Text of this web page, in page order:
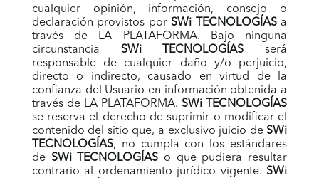
cualquier opinión, información, consejo o
declaración provistos por SWi TECNOLOGÍASa
través de LA PLATAFORMA. Bajo ninguna
circunstancia SWi TECNOLOGÍAS será
responsable de cualquier daño y/o perjuicio,
directo o indirecto, causado en virtud de la
confianza del Usuario en información obtenida a
través de LA PLATAFORMA. SWi TECNOLOGÍAS
se reserva el derecho de suprimir o modificar el
contenido del sitio que, a exclusivo juicio de SWi
TECNOLOGÍAS, no cumpla con los estándares
de SWi TECNOLOGÍAS o que pudiera resultar
contrario al ordenamiento jurídico vigente. SWi